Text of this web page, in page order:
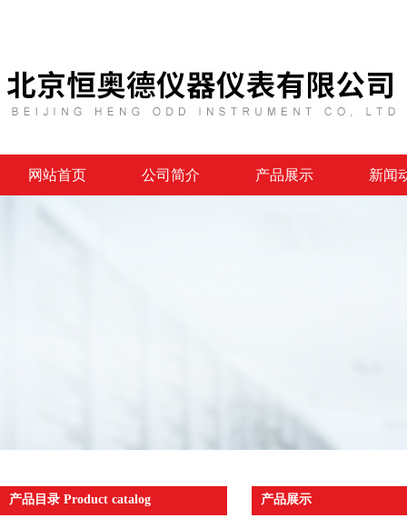
网站首页 公司简介 产品展示 新闻
产品目录 Product catalog 产品展示